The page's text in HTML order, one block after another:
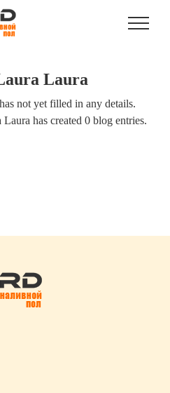
Laura
not yet filled in any details.
Laura has created 0 blog entries.